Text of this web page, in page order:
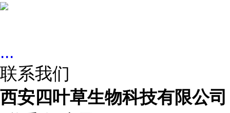
...
联系我们
西安四叶草生物科技有限公司